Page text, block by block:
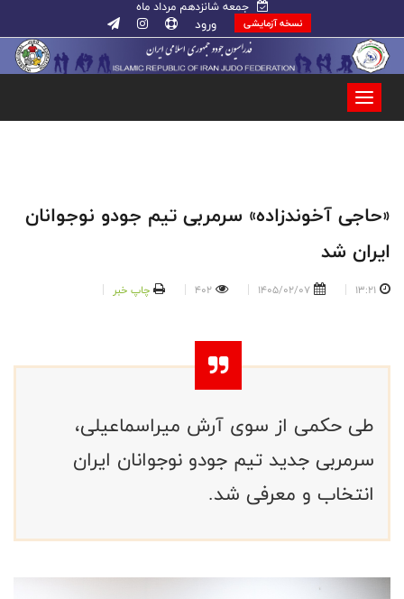
جمعه شانزدهم مرداد ماه
نسخه آزمایشی ورود
«حاجی آخوندزاده» سرمربی تیم جودو نوجوانان
ایران شد
13:21
1405/02/07
402 چاپ خبر
طی حکمی از سوی آرش میراسماعیلی،
سرمربی جدید تیم جودو نوجوانان ایران
انتخاب و معرفی شد.